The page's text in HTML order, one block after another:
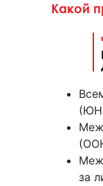
Какой
за